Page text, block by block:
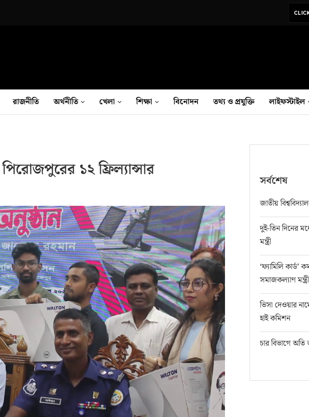
রাজনীতি অর্থনীতি খেলা শিক্ষা বিনোদন তথ‍্য ও প্রযুক্তি লাইফস্টাইল
১২ ফ্রিল্যান্সার সর্বশেষ
জাতীয়
দুই-তিন দিনের
মন্ত্রী
‘ফ্যামিলি
সমাজকল্যাণ মন্ত্রী
ভিসা দেওয়ার
হাই কমিশন
চার বিভাগে অতি